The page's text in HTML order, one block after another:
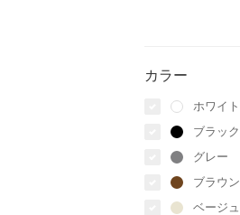
カラー
ホワイト
ブラック
グレー
ブラウン
ベージュ